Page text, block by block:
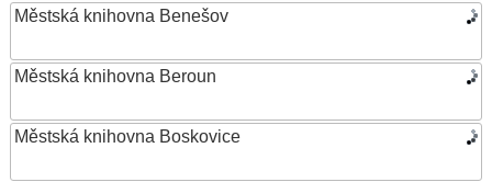
Městská knihovna Benešov
Městská knihovna Beroun
Městská knihovna Boskovice